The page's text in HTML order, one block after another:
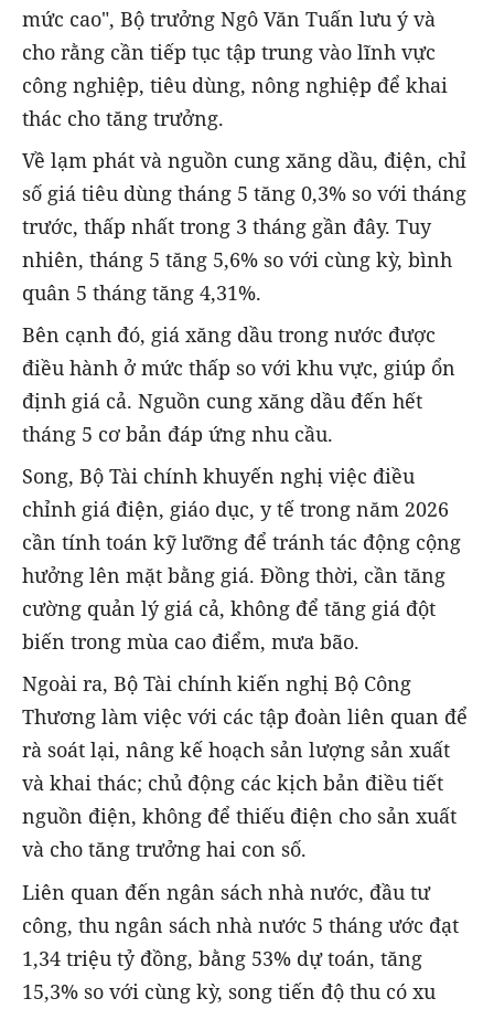
mức cao", Bộ trưởng Ngô Văn Tuấn lưu ý và
cho rằng cần tiếp tục tập trung vào lĩnh vực
công nghiệp, tiêu dùng, nông nghiệp để khai
thác cho tăng trưởng.
Về lạm phát và nguồn cung xăng dầu, điện, chỉ
số giá tiêu dùng tháng 5 tăng 0,3% so với tháng
trước, thấp nhất trong 3 tháng gần đây. Tuy
nhiên, tháng 5 tăng 5,6% so với cùng kỳ, bình
quân 5 tháng tăng 4,31%.
Bên cạnh đó, giá xăng dầu trong nước được
điều hành ở mức thấp so với khu vực, giúp ổn
định giá cả. Nguồn cung xăng dầu đến hết
tháng 5 cơ bản đáp ứng nhu cầu.
Song, Bộ Tài chính khuyến nghị việc điều
chỉnh giá điện, giáo dục, y tế trong năm 2026
cần tính toán kỹ lưỡng để tránh tác động cộng
hưởng lên mặt bằng giá. Đồng thời, cần tăng
cường quản lý giá cả, không để tăng giá đột
biến trong mùa cao điểm, mưa bão.
Ngoài ra, Bộ Tài chính kiến nghị Bộ Công
Thương làm việc với các tập đoàn liên quan để
rà soát lại, nâng kế hoạch sản lượng sản xuất
và khai thác; chủ động các kịch bản điều tiết
nguồn điện, không để thiếu điện cho sản xuất
và cho tăng trưởng hai con số.
Liên quan đến ngân sách nhà nước, đầu tư
công, thu ngân sách nhà nước 5 tháng ước đạt
1,34 triệu tỷ đồng, bằng 53% dự toán, tăng
15,3% so với cùng kỳ, song tiến độ thu có xu